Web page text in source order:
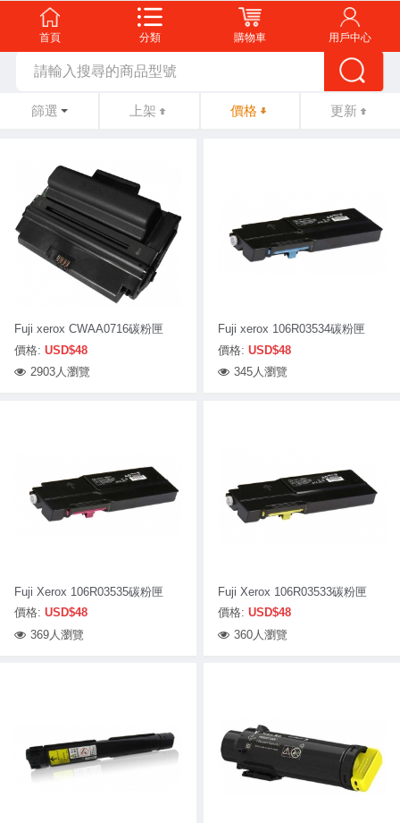
首頁 分類 購物車 用戶中心
篩選 上架 價格 更新
Fuji xerox CWAA0716碳粉匣
價格: USD$48
2903人瀏覽
Fuji xerox 106R03534碳粉匣
價格: USD$48
345人瀏覽
Fuji Xerox 106R03535碳粉匣
價格: USD$48
369人瀏覽
Fuji Xerox 106R03533碳粉匣
價格: USD$48
360人瀏覽